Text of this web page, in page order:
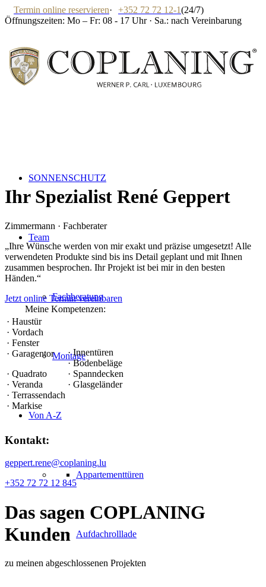
Termin online reservieren· +352 72 72 12-1(24/7)
Öffnungszeiten: Mo – Fr: 08 - 17 Uhr · Sa.: nach Vereinbarung
SONNENSCHUTZ
Team
Fachberatung
Montage
Von A-Z
Appartementtüren
Aufdachrolllade
Ihr Spezialist René Geppert
Zimmermann · Fachberater
„Ihre Wünsche werden von mir exakt und präzise umgesetzt! Alle
verwendeten Produkte sind bis ins Detail geplant und mit Ihnen
zusammen besprochen. Ihr Projekt ist bei mir in den besten
Händen.“
Jetzt online Termin vereinbaren
Meine Kompetenzen:
· Haustür
· Vordach
· Fenster
· Garagentor
· Quadrato
· Veranda
· Terrassendach
· Markise
· Innentüren
· Bodenbeläge
· Spanndecken
· Glasgeländer
Kontakt:
geppert.rene@coplaning.lu
+352 72 72 12 845
Das sagen COPLANING
Kunden
zu meinen abgeschlossenen Projekten